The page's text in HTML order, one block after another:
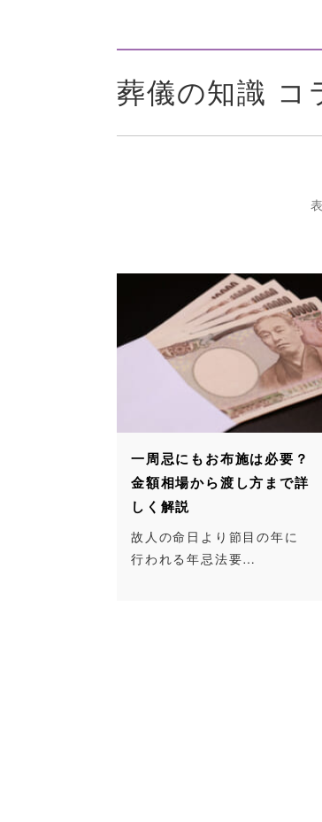
葬儀の知識 コ
一周忌にもお布施は必要？
金額相場から渡し方まで詳
しく解説
故人の命日より節目の年に
行われる年忌法要…